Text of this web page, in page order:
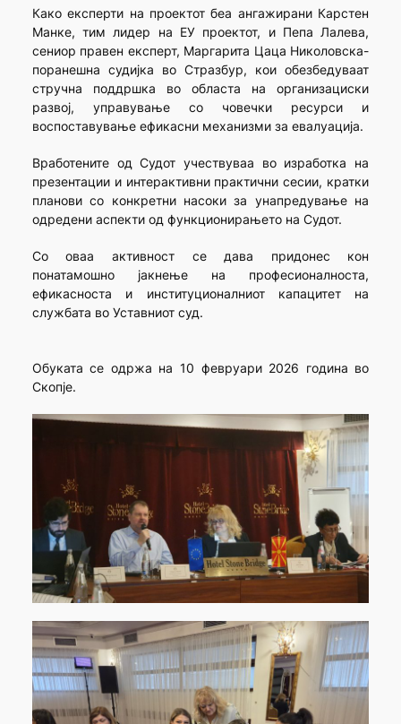
Како експерти на проектот беа ангажирани Карстен
Манке, тим лидер на ЕУ проектот, и Пепа Лалева,
сениор правен експерт, Маргарита Цаца Николовска-
поранешна судијка во Стразбур, кои обезбедуваат
стручна поддршка во областа на организациски
развој, управување со човечки ресурси и
воспоставување ефикасни механизми за евалуација.
Вработените од Судот учествуваа во изработка на
презентации и интерактивни практични сесии, кратки
планови со конкретни насоки за унапредување на
одредени аспекти од функционирањето на Судот.
Со оваа активност се дава придонес кон
понатамошно јакнење на професионалноста,
ефикасноста и институционалниот капацитет на
службата во Уставниот суд.
Обуката се одржа на 10 февруари 2026 година во
Скопје.